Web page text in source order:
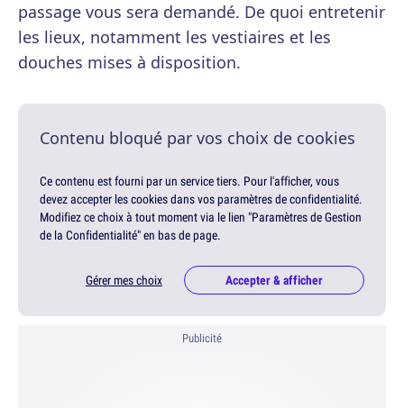
passage vous sera demandé. De quoi entretenir
les lieux, notamment les vestiaires et les
douches mises à disposition.
Contenu bloqué par vos choix de cookies
Ce contenu est fourni par un service tiers. Pour l'afficher, vous
devez accepter les cookies dans vos paramètres de confidentialité.
Modifiez ce choix à tout moment via le lien "Paramètres de Gestion
de la Confidentialité" en bas de page.
Gérer mes choix Accepter & afficher
Publicité